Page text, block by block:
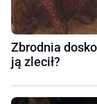
Zbrodnia
ją zlecił?